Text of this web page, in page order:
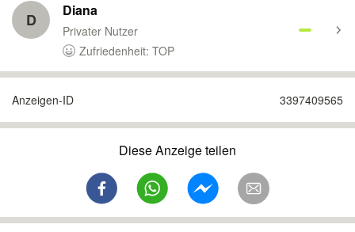
D Diana
Privater Nutzer
Zufriedenheit: TOP
Anzeigen-ID 3397409565
Diese Anzeige teilen